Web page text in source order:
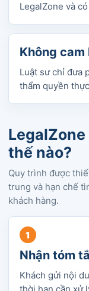
LegalZone và
Không
Luật sư chỉ đưa
thẩm quyền
thế nào?
Quy trình được
trung và hạn chế
khách hàng.
Nhận tóm
Khách gửi nội